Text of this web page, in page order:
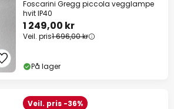
Foscarini Gregg piccola vegglampe
hvit IP40
1 249,00 kr
Veil. pris1 696,00 kr
På lager
Veil. pris -36%